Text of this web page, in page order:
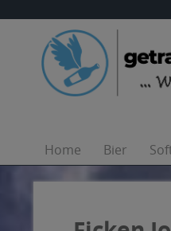
Home Bier